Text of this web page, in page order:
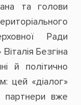
та голови
Ради
Безгіна
й політично
цей «діалог»
партнери вже